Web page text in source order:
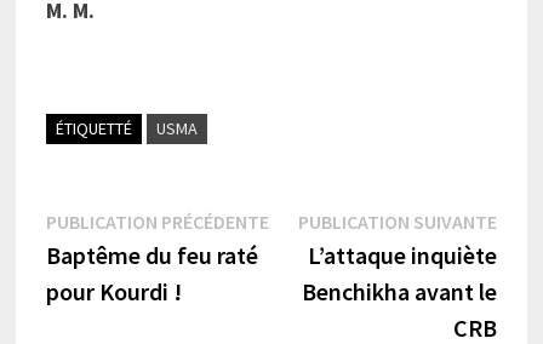
M. M.
ÉTIQUETTÉ USMA
Navigation
de
l’article
PUBLICATION PRÉCÉDENTEPublication
précédente :
Baptême du feu raté
pour Kourdi !
PUBLICATION SUIVANTE
L’attaque inquiète
Benchikha avant le
CRB